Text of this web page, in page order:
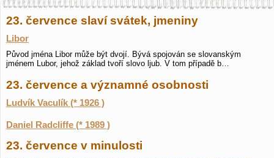
23. července slaví svátek, jmeniny
Libor
Původ jména Libor může být dvojí. Bývá spojován se slovanským
jménem Lubor, jehož základ tvoří slovo ljub. V tom případě b…
23. července a významné osobnosti
Ludvík Vaculík (* 1926 )
Daniel Radcliffe (* 1989 )
23. července v minulosti